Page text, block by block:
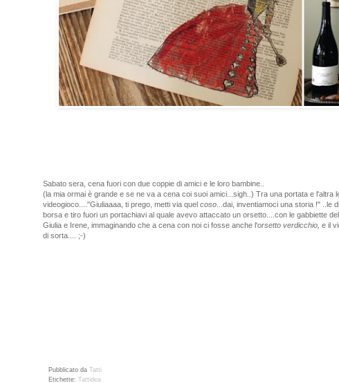
Sabato sera, cena fuori con due coppie di amici e le loro bambine..
(la mia ormai è grande e se ne va a cena coi suoi amici...sigh..) Tra una portata e
videogioco...."Giuliaaaa, ti prego, metti via quel coso...dai, inventiamoci una storia !" ..le
borsa e tiro fuori un portachiavi al quale avevo attaccato un orsetto....con le gabbiette
Giulia e Irene, immaginando che acena con noi ci fosse anche l'orsetto verdicchio, e il
di sorta.... ;-)
Pubblicato da Tatti
Etichette: Tattidea